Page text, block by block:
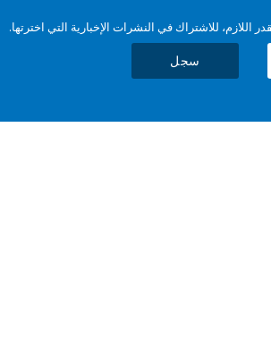
اللازم، للاشتراك في النشرات الإخبارية التي اخترتها.
سجل